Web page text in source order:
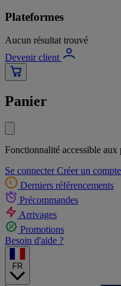
Plateformes
Aucun résultat trouvé
Devenir client
Panier
Fonctionnalité accessible
Se connecter Créer un compte
Derniers référencements
Précommandes
Arrivages
Promotions
Besoin d'aide ?
FR